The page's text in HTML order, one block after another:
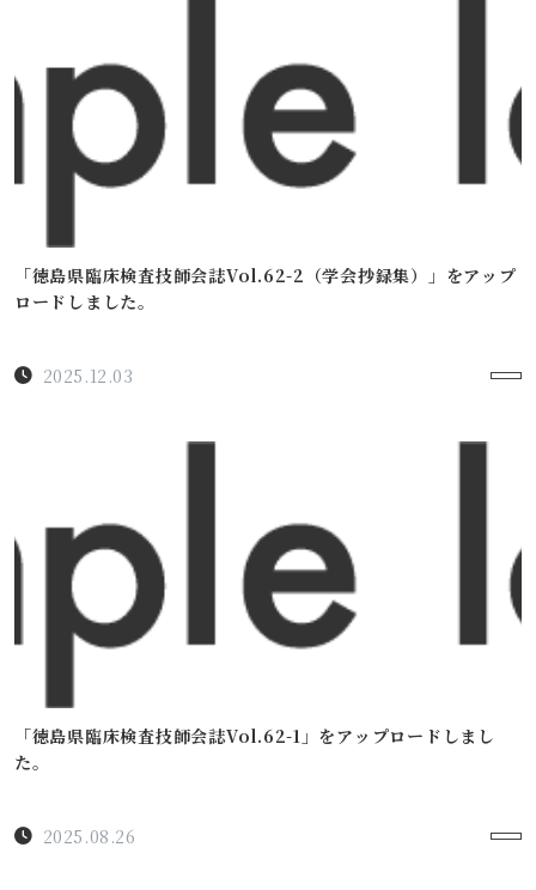
「徳島県臨床検査技師会誌Vol.62-2（学会抄録集）」をアップ
ロードしました。
2025.12.03
「徳島県臨床検査技師会誌Vol.62-1」をアップロードしまし
た。
2025.08.26